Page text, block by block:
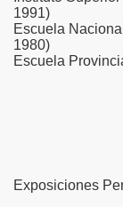
1991)
Escuela
1980)
Escuela
Exposiciones